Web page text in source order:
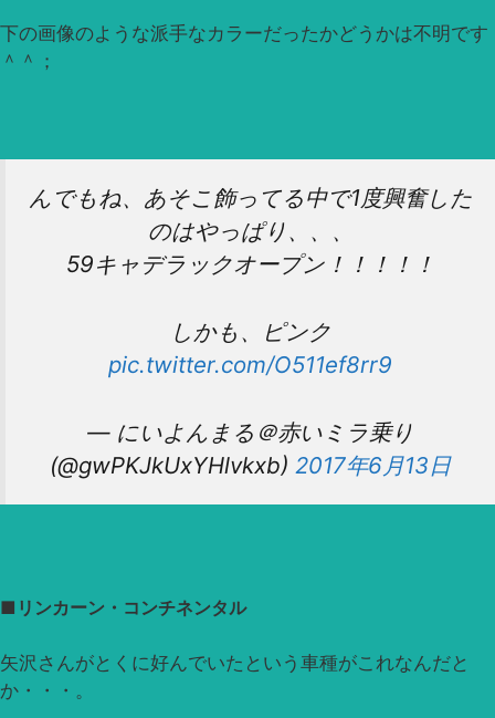
下の画像のような派手なカラーだったかどうかは不明です
＾＾；
んでもね、あそこ飾ってる中で1度興奮した
のはやっぱり、、、
59キャデラックオープン！！！！！
しかも、ピンク
pic.twitter.com/O511ef8rr9
— にいよんまる＠赤いミラ乗り
(@gwPKJkUxYHlvkxb) 2017年6月13日
■リンカーン・コンチネンタル
矢沢さんがとくに好んでいたという車種がこれなんだと
か・・・。